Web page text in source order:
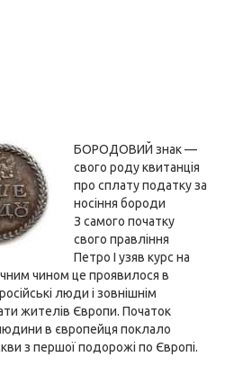
БОРОДОВИЙ знак —
свого роду квитанція
про сплату податку за
носіння бороди
З самого початку
свого правління
Петро I узяв курс на
чином це проявилося в
люди і зовнішнім
жителів Європи. Початок
в європейця поклало
з першої подорожі по Європі.